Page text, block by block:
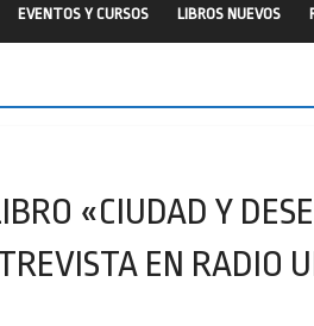
EVENTOS Y CURSOS LIBROS NUEVOS
«CIUDAD Y
EN RADIO